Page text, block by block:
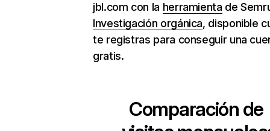
jbl.com con la herramienta de
Investigación orgánica, disponible
te registras para conseguir una
gratis.
Comparación de